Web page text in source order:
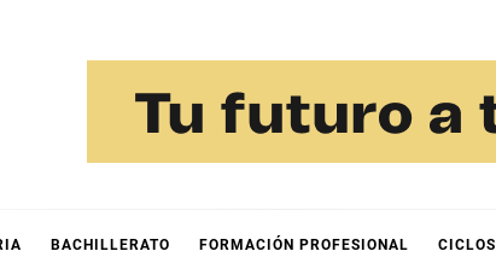
BACHILLERATO FORMACIÓN PROFESIONAL CICLOS